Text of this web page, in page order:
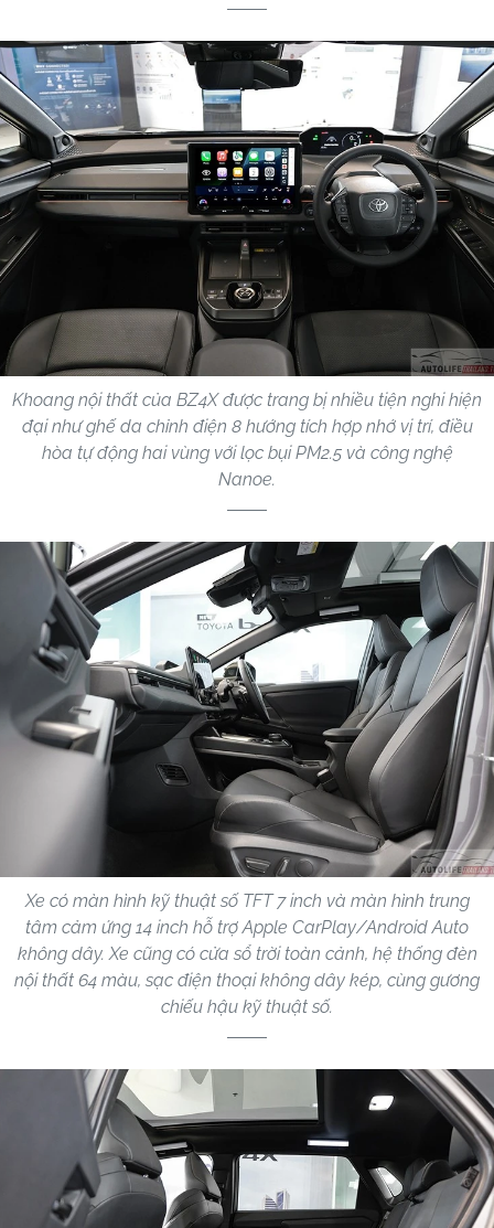
Khoang nội thất của BZ4X được trang bị nhiều tiện nghi hiện
đại như ghế da chỉnh điện 8 hướng tích hợp nhớ vị trí, điều
hòa tự động hai vùng với lọc bụi PM2.5 và công nghệ
Nanoe.
Xe có màn hình kỹ thuật số TFT 7 inch và màn hình trung
tâm cảm ứng 14 inch hỗ trợ Apple CarPlay/Android Auto
không dây. Xe cũng có cửa sổ trời toàn cảnh, hệ thống đèn
nội thất 64 màu, sạc điện thoại không dây kép, cùng gương
chiếu hậu kỹ thuật số.